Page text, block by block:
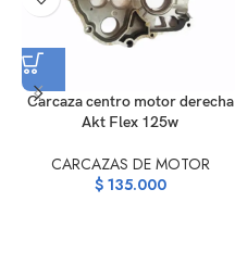
Carcaza centro motor derecha
Akt Flex 125w
CARCAZAS DE MOTOR
$135.000